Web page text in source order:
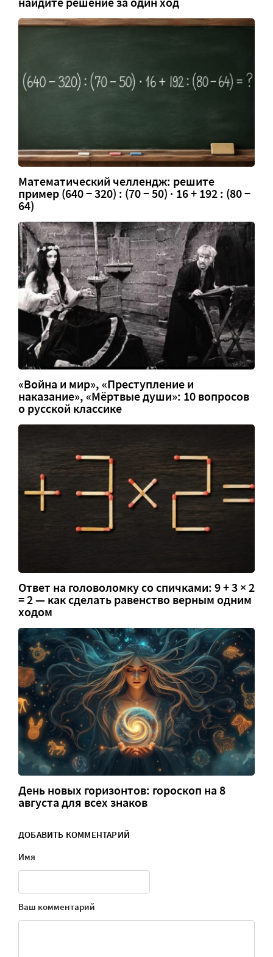
Математический челлендж: решите
пример (640 − 320) : (70 − 50) · 16 + 192 : (80 −
64)
«Война и мир», «Преступление и
наказание», «Мёртвые души»: 10 вопросов
о русской классике
Ответ на головоломку со спичками: 9 + 3 × 2
= 2 — как сделать равенство верным одним
ходом
День новых горизонтов: гороскоп на 8
августа для всех знаков
ДОБАВИТЬ КОММЕНТАРИЙ
Имя
Ваш комментарий